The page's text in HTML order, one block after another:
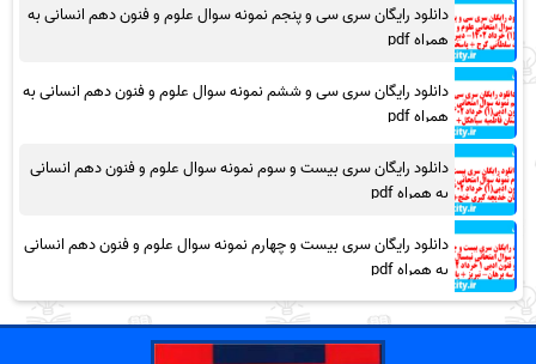
دانلود رایگان سری سی و پنجم نمونه سوال علوم و فنون دهم انسانی به
همراه pdf
دانلود رایگان سری سی و ششم نمونه سوال علوم و فنون دهم انسانی به
همراه pdf
دانلود رایگان سری بیست و سوم نمونه سوال علوم و فنون دهم انسانی
به همراه pdf
دانلود رایگان سری بیست و چهارم نمونه سوال علوم و فنون دهم انسانی
به همراه pdf